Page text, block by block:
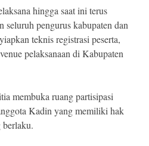
hingga saat ini terus
seluruh pengurus kabupaten dan
teknis registrasi peserta,
pelaksanaan di Kabupaten
membuka ruang partisipasi
Kadin yang memiliki hak
berlaku.